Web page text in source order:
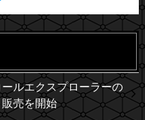
ルエクスプローラーの
売を開始